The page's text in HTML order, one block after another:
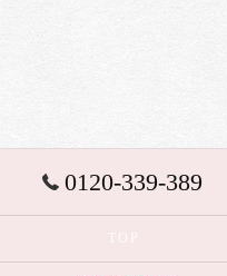
0120-339-389